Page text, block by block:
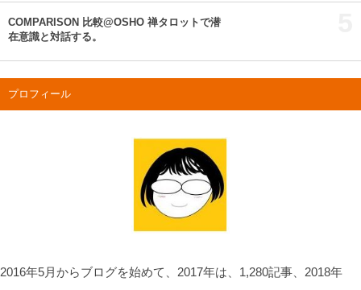
COMPARISON 比較@OSHO 禅タロットで潜
在意識と対話する。
プロフィール
2016年5月からブログを始めて、2017年は、1,280記事、2018年